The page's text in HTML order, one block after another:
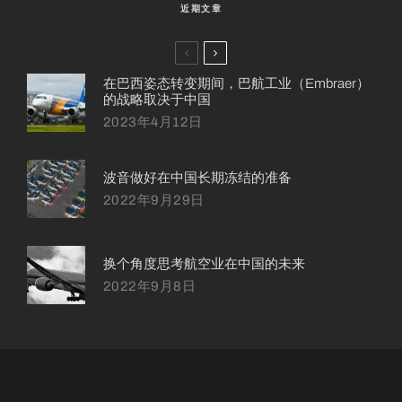
近期文章
在巴西姿态转变期间，巴航工业（Embraer）
的战略取决于中国
2023年4月12日
波音做好在中国长期冻结的准备
2022年9月29日
换个角度思考航空业在中国的未来
2022年9月8日